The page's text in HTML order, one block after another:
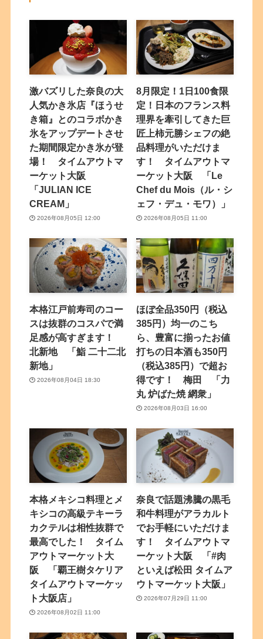
激バズリした奈良の大
人気かき氷店『ほうせ
き箱』とのコラボかき
氷をアップデートさせ
た期間限定かき氷が登
場！ タイムアウトマ
ーケット大阪
「JULIAN ICE
CREAM」
2026年08月05日 12:00
8月限定！1日100食限
定！日本のフランス料
理界を牽引してきた巨
匠上柿元勝シェフの絶
品料理がいただけま
す！ タイムアウトマ
ーケット大阪 「Le
Chef du Mois（ル・シ
ェフ・デュ・モワ）」
2026年08月05日 11:00
本格江戸前寿司のコー
スは抜群のコスパで満
足感が高すぎます！
北新地 「鮨 二十二北
新地」
2026年08月04日 18:30
ほぼ全品350円（税込
385円）均一のこち
ら、豊富に揃ったお値
打ちの日本酒も350円
（税込385円）で超お
得です！ 梅田 「力
丸 炉ばた焼 網衆」
2026年08月03日 16:00
本格メキシコ料理とメ
キシコの高級テキーラ
カクテルは相性抜群で
最高でした！ タイム
アウトマーケット大
阪 「覇王樹タケリア
タイムアウトマーケッ
ト大阪店」
2026年08月02日 11:00
奈良で話題沸騰の黒毛
和牛料理がアラカルト
でお手軽にいただけま
す！ タイムアウトマ
ーケット大阪 「#肉
といえば松田 タイムア
ウトマーケット大阪」
2026年07月29日 11:00